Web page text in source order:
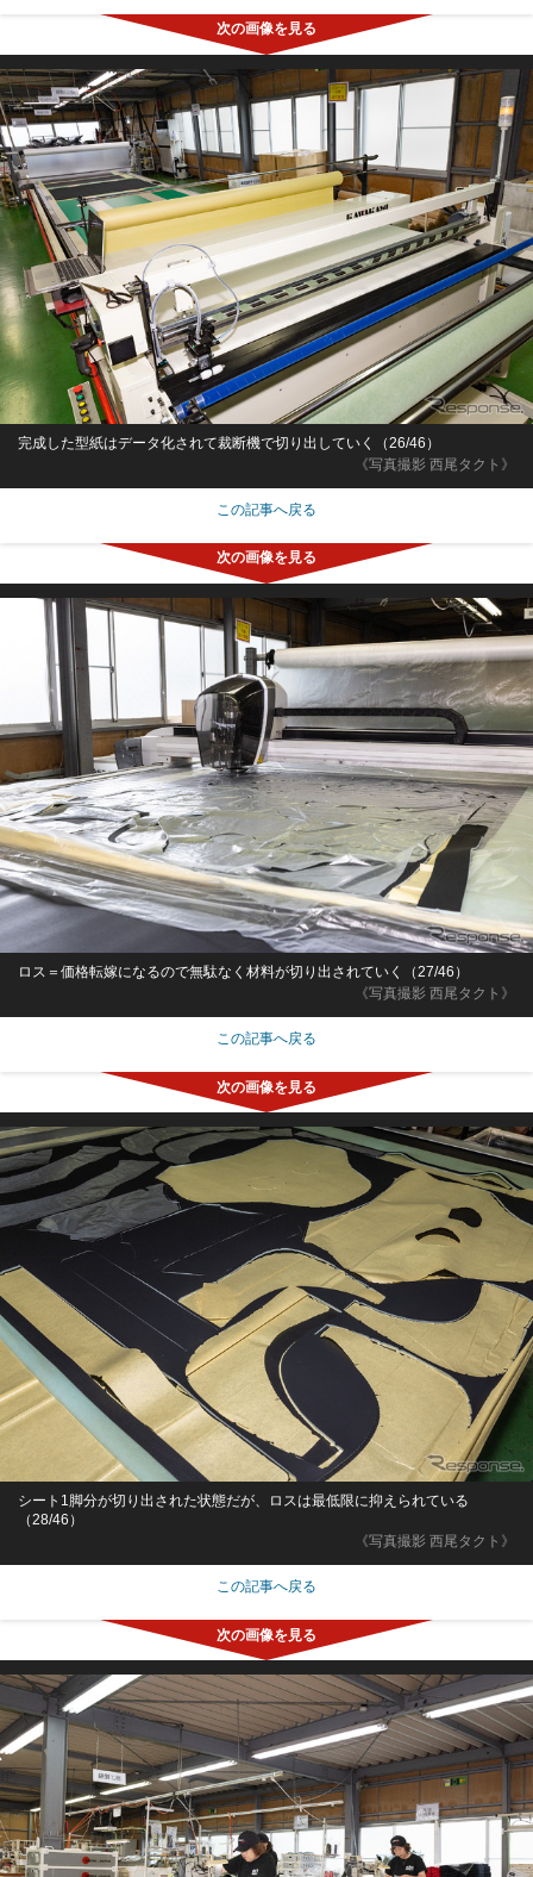
《写真撮影 西尾タクト》
完成した型紙はデータ化されて裁断機で切り出していく（26/46）
この記事へ戻る
《写真撮影 西尾タクト》
ロス＝価格転嫁になるので無駄なく材料が切り出されていく（27/46）
この記事へ戻る
《写真撮影 西尾タクト》
シート1脚分が切り出された状態だが、ロスは最低限に抑えられている
（28/46）
この記事へ戻る